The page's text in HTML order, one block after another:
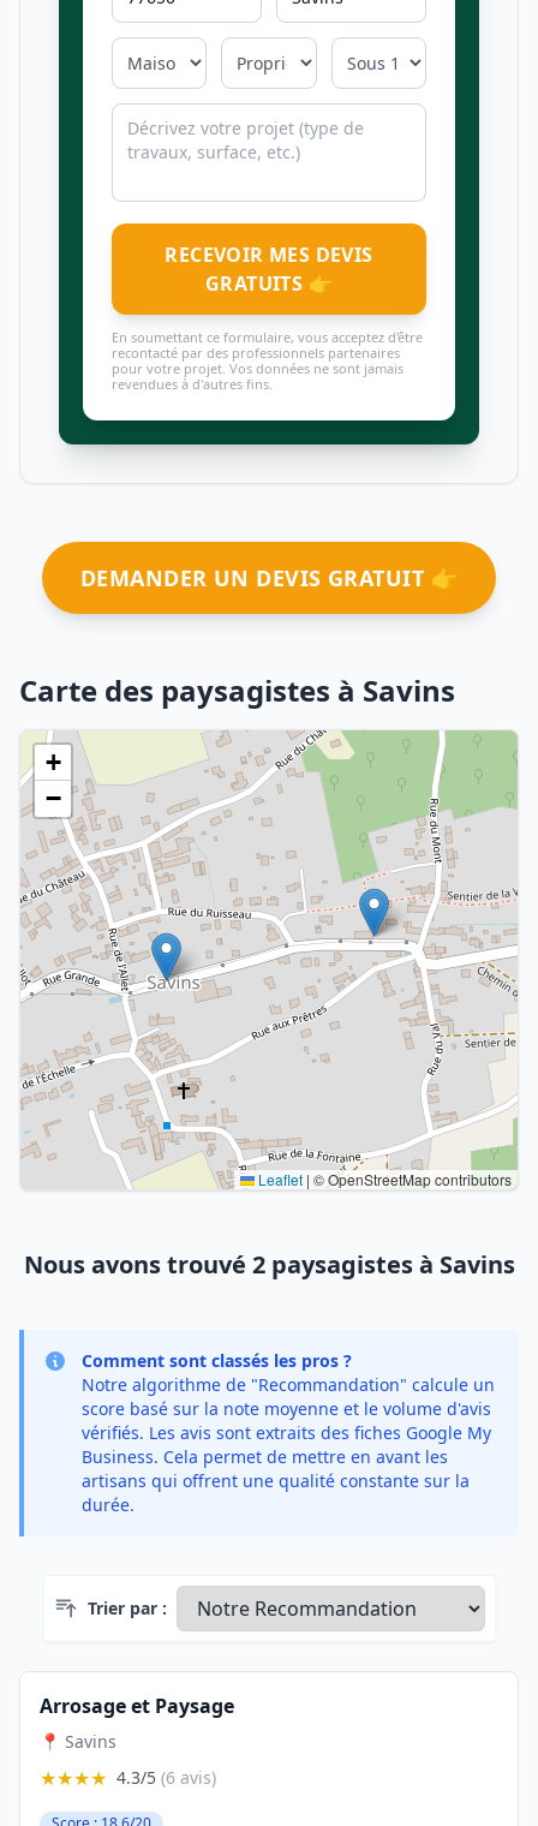
RECEVOIR MES DEVIS
GRATUITS 👉
En soumettant ce formulaire, vous acceptez d'être
recontacté par des professionnels partenaires
pour votre projet. Vos données ne sont jamais
revendues à d'autres fins.
DEMANDER UN DEVIS GRATUIT 👉
Carte des paysagistes à Savins
+
−
Leaflet | © OpenStreetMap contributors
Nous avons trouvé 2 paysagistes à Savins
Comment sont classés les pros ?
Notre algorithme de "Recommandation" calcule un
score basé sur la note moyenne et le volume d'avis
vérifiés. Les avis sont extraits des fiches Google My
Business. Cela permet de mettre en avant les
artisans qui offrent une qualité constante sur la
durée.
Trier par :
Arrosage et Paysage
📍 Savins
★★★★ 4.3/5 (6 avis)